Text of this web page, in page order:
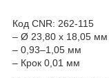
Код CNR: 262-115
– Ø 23,80 x 18,05 мм
– 0,93–1,05 мм
– Крок 0,01 мм